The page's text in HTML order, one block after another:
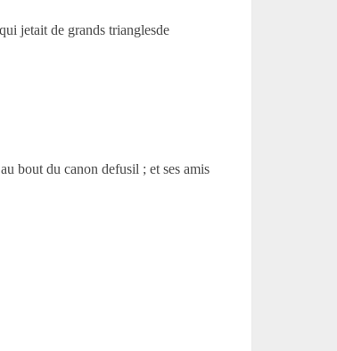
jetait de grands trianglesde
bout du canon defusil ; et ses amis